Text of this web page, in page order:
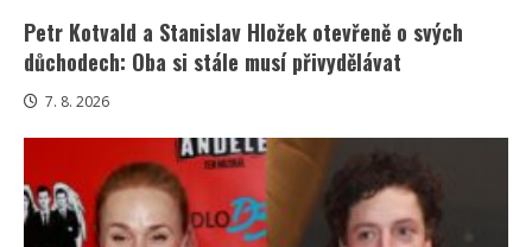
Petr Kotvald a Stanislav Hložek otevřeně o svých
důchodech: Oba si stále musí přivydělávat
7. 8. 2026